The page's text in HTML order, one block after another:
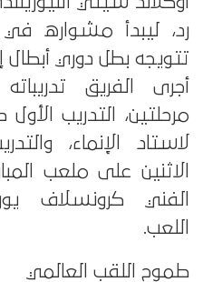
رد، ليبدأ مشواره في
تتويجه بطل دوري أبطال
أجرى الفريق
مرحلتين، التدريب
لاستاد الإنماء،
الاثنين على ملعب
الفني كرونسلاف
اللعب.
طموح اللقب العالمي